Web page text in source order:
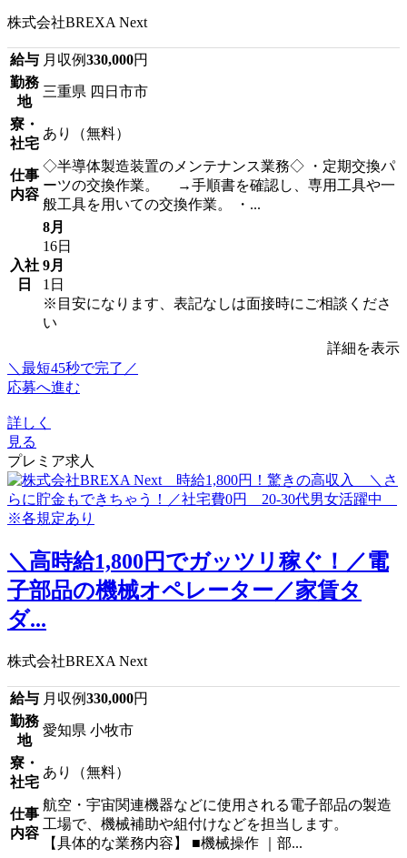
株式会社BREXA Next
給与 月収例330,000円
勤務
地
三重県 四日市市
寮・
社宅
あり（無料）
仕事
内容
◇半導体製造装置のメンテナンス業務◇ ・定期交換パ
ーツの交換作業。 →手順書を確認し、専用工具や一
般工具を用いての交換作業。 ・...
入社
日
8月
16日
9月
1日
※目安になります、表記なしは面接時にご相談くださ
い
詳細を表示
＼最短45秒で完了／
応募へ進む
詳しく
見る
プレミア求人
＼高時給1,800円でガッツリ稼ぐ！／電
子部品の機械オペレーター／家賃タ
ダ...
株式会社BREXA Next
給与 月収例330,000円
勤務
地
愛知県 小牧市
寮・
社宅
あり（無料）
仕事
内容
航空・宇宙関連機器などに使用される電子部品の製造
工場で、機械補助や組付けなどを担当します。
【具体的な業務内容】 ■機械操作 ｜部...